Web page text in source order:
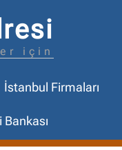
için
İstanbul Firmaları
Bankası